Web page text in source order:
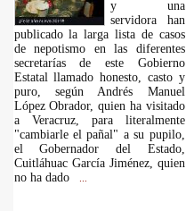
y una
servidora han
publicado la larga lista de casos
de nepotismo en las diferentes
secretarías de este Gobierno
Estatal llamado honesto, casto y
puro, según Andrés Manuel
López Obrador, quien ha visitado
a Veracruz, para literalmente
"cambiarle el pañal" a su pupilo,
el Gobernador del Estado,
Cuitláhuac García Jiménez, quien
no ha dado